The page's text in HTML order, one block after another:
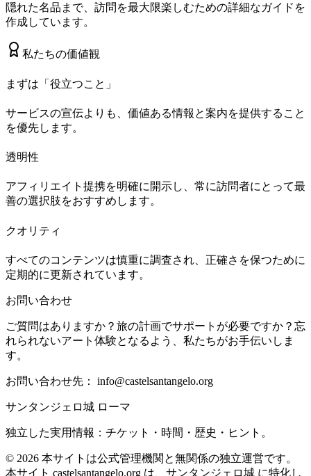
隠れた名品まで、訪問を最大限楽しむための詳細なガイドを
作成しています。
私たちの価値観
まずは「役立つこと」
サービスの宣伝よりも、価値ある情報と案内を提供すること
を優先します。
透明性
アフィリエイト提携を明確に開示し、常に訪問者にとって最
善の選択肢をおすすめします。
クオリティ
すべてのコンテンツは慎重に調査され、正確さを保つために
定期的に更新されています。
お問い合わせ
ご質問はありますか？旅の計画でサポートが必要ですか？忘
れられないアート体験となるよう、私たちがお手伝いしま
す。
お問い合わせ先： info@castelsantangelo.org
サンタンジェロ城 ローマ
独立した実用情報：チケット・時間・歴史・ヒント。
© 2026 本サイトは公式管理機関と無関係の独立運営です。
本サイト castelsantangelo.org は、サンタンジェロ城 に特化し